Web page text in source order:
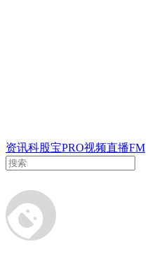
资讯科股宝PRO视频直播FM